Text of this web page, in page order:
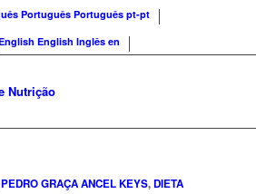
Português Português pt-pt
English Inglês en
PEDRO GRAÇAANCEL KEYS,DIETA